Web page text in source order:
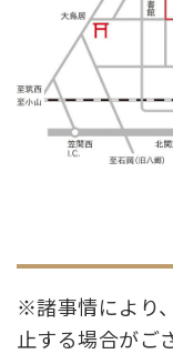
※諸事情により
止する場合がご